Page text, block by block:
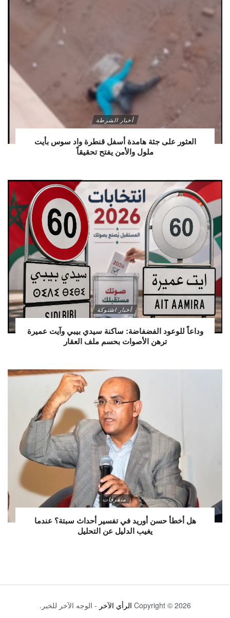
أخبار الشرطة
العثور على جثة هامدة أسفل قنطرة واد سوس بأيت
ملول والأمن يفتح تحقيقاً
أخبار اشتوكة
وداعاً للوعود الفضفاضة: ساكنة سيدي بيبي وآيت عميرة
ترهن الأصوات بحسم ملف العقار
متفرقات
هل أخطأ حسن أوريد في تفسير أحداث سبتة؟ عندما
يغيب الدليل عن التحليل
Copyright © 2026 الرأي الآخر - الوجه الآخر للخبر.